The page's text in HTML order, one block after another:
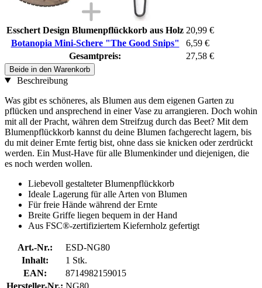
Esschert Design Blumenpflückkorb aus Holz 20,99 €
Botanopia Mini-Schere "The Good Snips"
6,59 €
Gesamtpreis:
27,58 €
Beide in den Warenkorb
Beschreibung
Was gibt es schöneres, als Blumen aus dem eigenen Garten zu
pflücken und ansprechend in einer Vase zu arrangieren. Doch wohin
mit all der Pracht, währen dem Streifzug durch das Beet? Mit dem
Blumenpflückkorb kannst du deine Blumen fachgerecht lagern, bis
du mit deiner Ernte fertig bist, ohne dass sie knicken oder zerdrückt
werden. Ein Must-Have für alle Blumenkinder und diejenigen, die
es noch werden wollen.
Liebevoll gestalteter Blumenpflückkorb
Ideale Lagerung für alle Arten von Blumen
Für freie Hände während der Ernte
Breite Griffe liegen bequem in der Hand
Aus FSC®-zertifiziertem Kiefernholz gefertigt
Art.-Nr.:
ESD-NG80
Inhalt:
1 Stk.
EAN:
8714982159015
Hersteller-Nr.: NG80